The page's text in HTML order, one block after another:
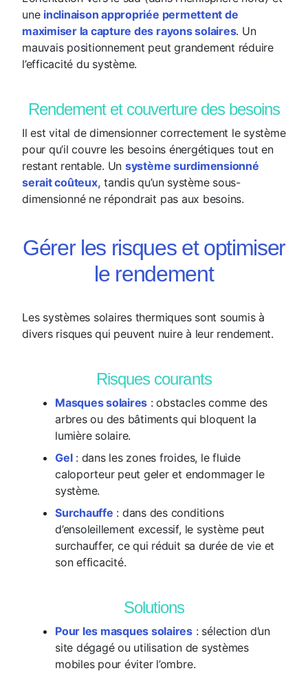
une inclinaison appropriée permettent de
maximiser la capture des rayons solaires. Un
mauvais positionnement peut grandement réduire
l’efficacité du système.
Rendement et couverture des besoins
Il est vital de dimensionner correctement le système
pour qu’il couvre les besoins énergétiques tout en
restant rentable. Un système surdimensionné
serait coûteux, tandis qu’un système sous-
dimensionné ne répondrait pas aux besoins.
Gérer les risques et optimiser
le rendement
Les systèmes solaires thermiques sont soumis à
divers risques qui peuvent nuire à leur rendement.
Risques courants
Masques solaires : obstacles comme des
arbres ou des bâtiments qui bloquent la
lumière solaire.
Gel: dans les zones froides, le fluide
caloporteur peut geler et endommager le
système.
Surchauffe : dans des conditions
d’ensoleillement excessif, le système peut
surchauffer, ce qui réduit sa durée de vie et
son efficacité.
Solutions
Pour les masques solaires : sélection d’un
site dégagé ou utilisation de systèmes
mobiles pour éviter l’ombre.